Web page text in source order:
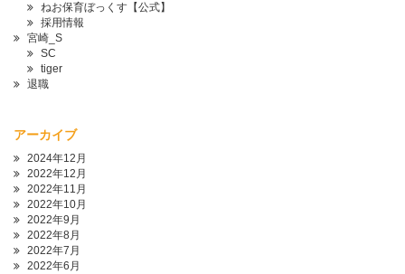
ねお保育ぼっくす【公式】
採用情報
宮崎_S
SC
tiger
退職
アーカイブ
2024年12月
2022年12月
2022年11月
2022年10月
2022年9月
2022年8月
2022年7月
2022年6月